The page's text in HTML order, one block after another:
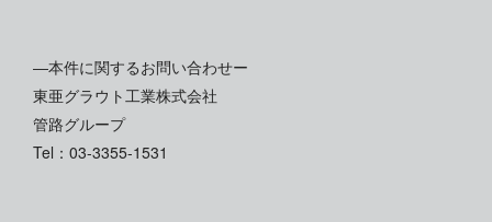
―本件に関するお問い合わせー
東亜グラウト工業株式会社
管路グループ
Tel：03-3355-1531